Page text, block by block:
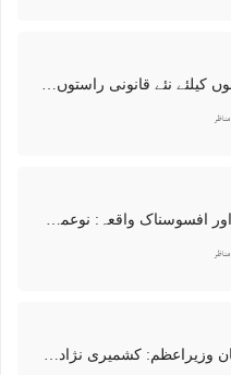
برطانیہ کا پناہ گزینوں کیلئے نئے قانونی راستوں اور اسپانسر شپ نظام کا اعلان
سرگودھا میں ایک اور افسوسناک واقعہ: نوعمر لڑکے سے مبینہ زیادتی، مقدمہ درج
پہلی ممکنہ مسلمان وزیراعظم: کشمیری نژاد شبانہ محمود برطانیہ میں مقبول